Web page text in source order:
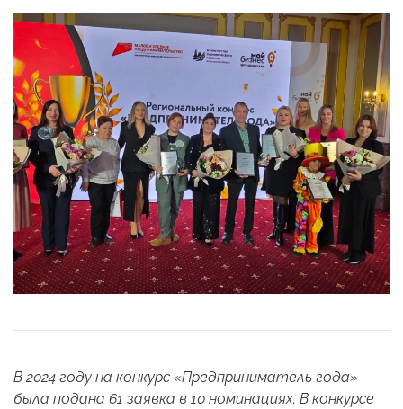
В 2024 году на конкурс «Предприниматель года»
была подана 61 заявка в 10 номинациях. В конкурсе